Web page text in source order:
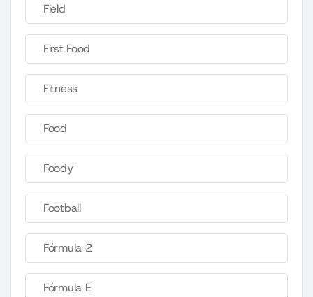
Field
First Food
Fitness
Food
Foody
Football
Fórmula 2
Fórmula E